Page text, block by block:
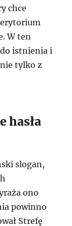
chce
W ten
istnienia i
tylko z
hasła
slogan,
ono
powinno
Strefę